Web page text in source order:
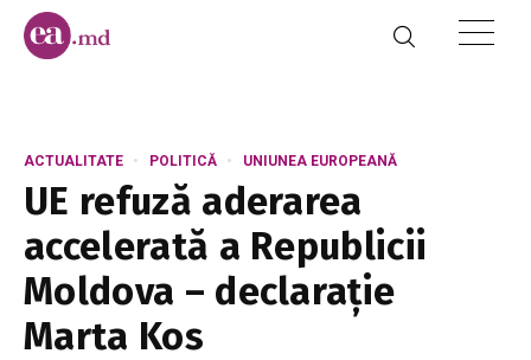
ACTUALITATE POLITICĂ UNIUNEA EUROPEANĂ
UE refuză aderarea
accelerată a Republicii
Moldova – declarație
Marta Kos